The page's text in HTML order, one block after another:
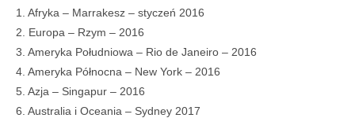
1. Afryka – Marrakesz – styczeń 2016
2. Europa – Rzym – 2016
3. Ameryka Południowa – Rio de Janeiro – 2016
4. Ameryka Północna – New York – 2016
5. Azja – Singapur – 2016
6. Australia i Oceania – Sydney 2017